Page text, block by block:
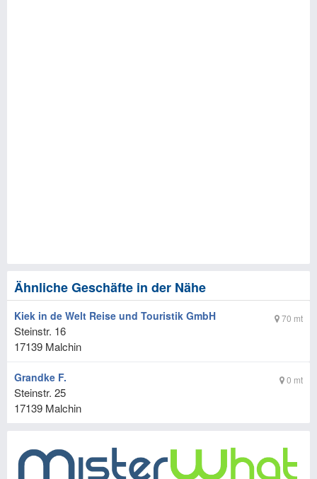
Ähnliche Geschäfte in der Nähe
70 mt
Kiek in de Welt Reise und Touristik GmbH
Steinstr. 16
17139 Malchin
0 mt
Grandke F.
Steinstr. 25
17139 Malchin